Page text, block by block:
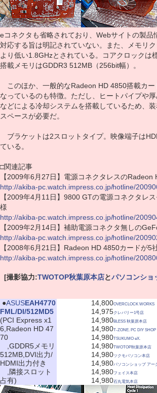
eコネクタも省略されており、Webサイトの製品
対応する旨は明記されていない。また、メモリ
より低い1.8GHzとされている。コアクロックは
搭載メモリはGDDR3 512MB（256bit幅）。
このほか、一般的なRadeon HD 4850搭載カー
なっているのも特徴。ただし、ヒートパイプや
などによる冷却システムを搭載しているため、
スペースが必要だ。
ブラケットは2スロットタイプ。映像端子は
ている。
□関連記事
【2009年6月27日】電源コネクタレスのRadeon
http://akiba-pc.watch.impress.co.jp/hotline/
【2009年4月11日】9800 GTの電源コネクタレ
様
http://akiba-pc.watch.impress.co.jp/hotline/
【2009年2月14日】補助電源コネクタ無しの
http://akiba-pc.watch.impress.co.jp/hotline/
【2008年6月21日】Radeon HD 4850カードが5
http://akiba-pc.watch.impress.co.jp/hotline/
[撮影協力:TWOTOP秋葉原本店とパソコンショ
●ASUSEAH4770
FML/DI/512MD5
(PCI Express x1
6,Radeon HD 47
70
,GDDR5メモリ
512MB,DVI出力/
HDMI出力付き
,隣接スロット
占有)
14,800OVERCLOCK WORKS
14,975クレバリー1号店
14,980BLESS 秋葉原本店
14,980T-ZONE. PC DIY SHOP
14,980TSUKUMO eX.
14,980TWOTOP秋葉原本店
14,980ツクモパソコン本店
14,980パソコンショップ アー
14,980フェイス本店
14,980石丸電気本店